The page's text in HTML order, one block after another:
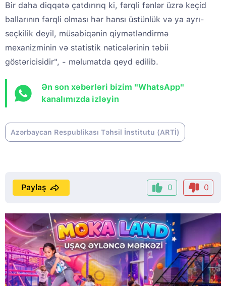
Bir daha diqqətə çatdırırıq ki, fərqli fənlər üzrə keçid
ballarının fərqli olması hər hansı üstünlük və ya ayrı-
seçkilik deyil, müsabiqənin qiymətləndirmə
mexanizminin və statistik nəticələrinin təbii
göstəricisidir", - məlumatda qeyd edilib.
Ən son xəbərləri bizim "WhatsApp"
kanalımızda izləyin
Azərbaycan Respublikası Təhsil İnstitutu (ARTİ)
0 0
Paylaş